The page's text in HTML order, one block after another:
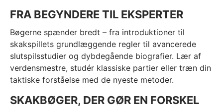
FRA BEGYNDERE TIL EKSPERTER
Bøgerne spænder bredt – fra introduktioner til
skakspillets grundlæggende regler til avancerede
slutspilsstudier og dybdegående biografier. Lær af
verdensmestre, studér klassiske partier eller træn din
taktiske forståelse med de nyeste metoder.
SKAKBØGER, DER GØR EN FORSKEL